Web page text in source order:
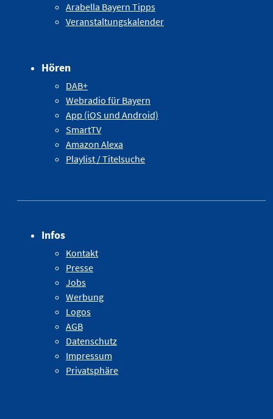
Arabella Bayern Tipps
Veranstaltungskalender
Hören
DAB+
Webradio für Bayern
App (iOS und Android)
SmartTV
Amazon Alexa
Playlist / Titelsuche
Infos
Kontakt
Presse
Jobs
Werbung
Logos
AGB
Datenschutz
Impressum
Privatsphäre